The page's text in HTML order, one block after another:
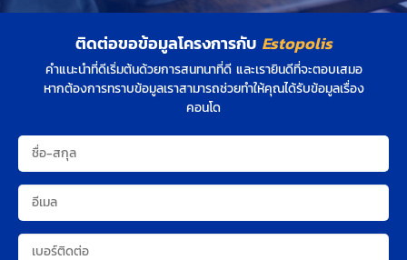
ติดต่อขอข้อมูลโครงการกับ Estopolis
คำแนะนำที่ดีเริ่มต้นด้วยการสนทนาที่ดี และเรายินดีที่จะตอบเสมอ
หากต้องการทราบข้อมูลเราสามารถช่วยทำให้คุณได้รับข้อมูลเรื่อง
คอนโด